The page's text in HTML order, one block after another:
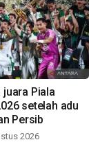
juara Piala
setelah adu
Persib
2026